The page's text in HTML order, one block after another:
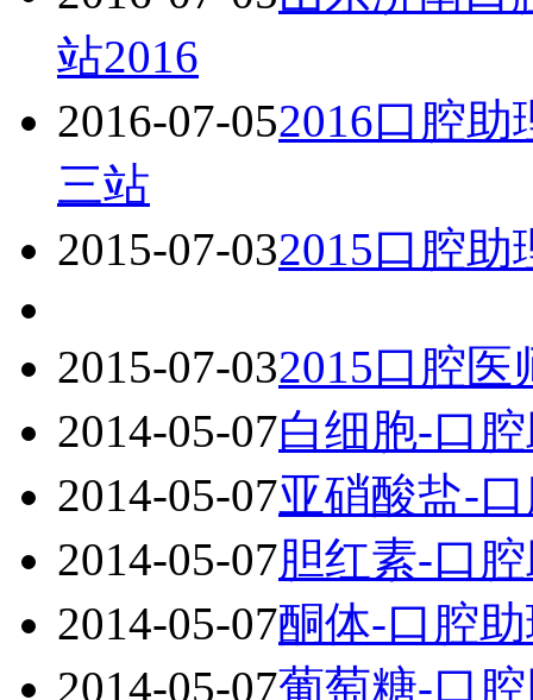
站2016
2016-07-052016口腔
三站
2015-07-032015口腔助
2015-07-032015口腔医
2014-05-07白细胞-口
2014-05-07亚硝酸盐-
2014-05-07胆红素-口
2014-05-07酮体-口腔
2014-05-07葡萄糖-口